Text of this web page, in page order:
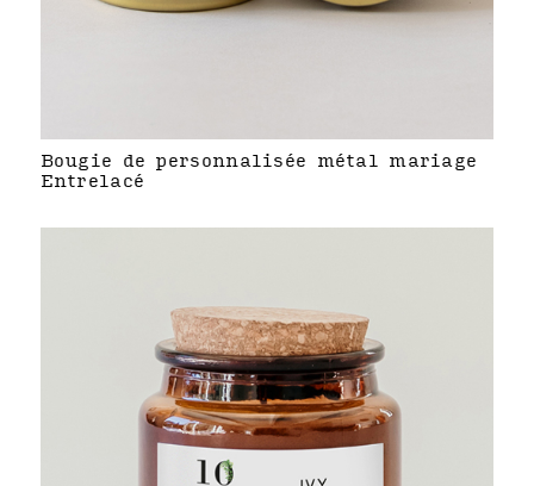
Bougie de personnalisée métal mariage
Entrelacé